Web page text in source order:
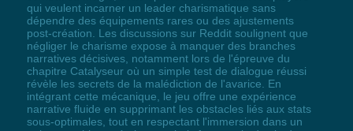
qui veulent incarner un leader charismatique sans
dépendre des équipements rares ou des ajustements
post-création. Les discussions sur Reddit soulignent que
négliger le charisme expose à manquer des branches
narratives décisives, notamment lors de l'épreuve du
chapitre Catalyseur où un simple test de dialogue réussi
révèle les secrets de la malédiction de l'avarice. En
intégrant cette mécanique, le jeu offre une expérience
narrative fluide en supprimant les obstacles liés aux stats
sous-optimales, tout en respectant l'immersion dans un